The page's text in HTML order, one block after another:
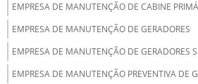
EMPRESA DE MANUTENÇÃO DE CABINE
EMPRESA DE MANUTENÇÃO DE GERADORES
EMPRESA DE MANUTENÇÃO DE GERADORES
EMPRESA DE MANUTENÇÃO PREVENTIVA DE